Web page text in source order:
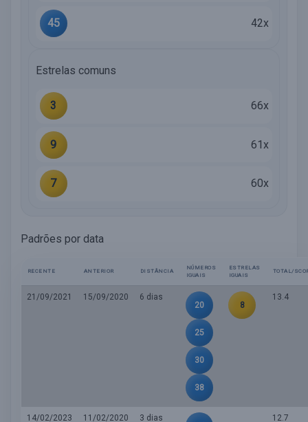
45 42x
Estrelas comuns
3 66x
9 61x
7 60x
Padrões por data
RECENTE ANTERIOR DISTÂNCIA
NÚMEROS
IGUAIS
ESTRELAS
IGUAIS
TOTAL/
21/09/2021 15/09/2020
6 dias
20
25
30
38
8
13.4
14/02/2023 11/02/2020
3 dias
12.7